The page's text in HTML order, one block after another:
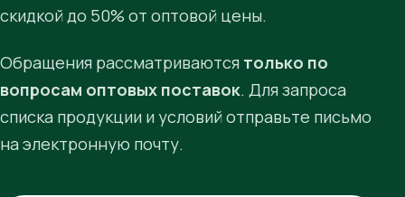
скидкой до 50% от оптовой цены.
Обращения рассматриваются только по
вопросам оптовых поставок. Для запроса
списка продукции и условий отправьте письмо
на электронную почту.